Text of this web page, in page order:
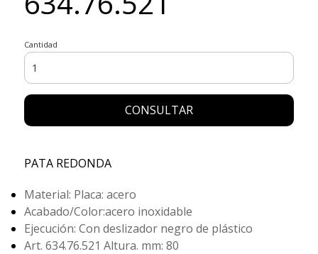
Cantidad
CONSULTAR
PATA REDONDA
Material: Placa: acero
Acabado/Color:acero inoxidable
Ejecución: Con deslizador negro de plástico
Art. 634.76.521 Altura. mm: 80